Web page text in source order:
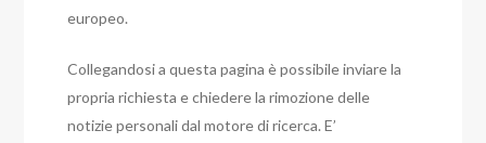
europeo.
Collegandosi a questa pagina è possibile inviare la
propria richiesta e chiedere la rimozione delle
notizie personali dal motore di ricerca. E’